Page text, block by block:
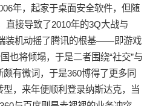
年，起家于桌面安全软件，但随
直接导致了2010年的3Q大战与
装机动摇了腾讯的根基——即游戏
也将倾塌，于是二者围绕“社交”与
颇有微词，于是360博得了更多同
，来年便顺利登录纳斯达克，当